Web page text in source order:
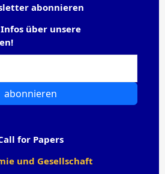
abonnieren
über unsere
abonnieren
for Papers
und Gesellschaft